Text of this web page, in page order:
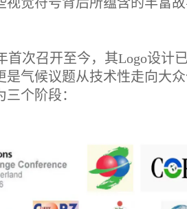
首次召开至今，其Logo设计
气候议题从技术性走向大
个阶段：